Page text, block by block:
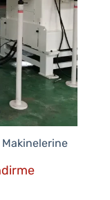
Makinelerine